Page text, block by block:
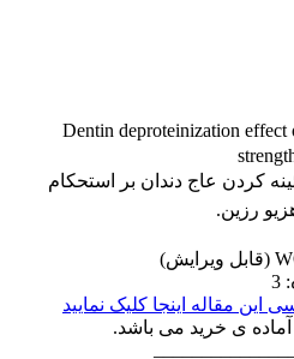
Dentin deproteinization effect
کردن عاج دندان بر استحکام
رزین.
این مقاله اینجا کلیک نمایید
ی خرید می باشد.